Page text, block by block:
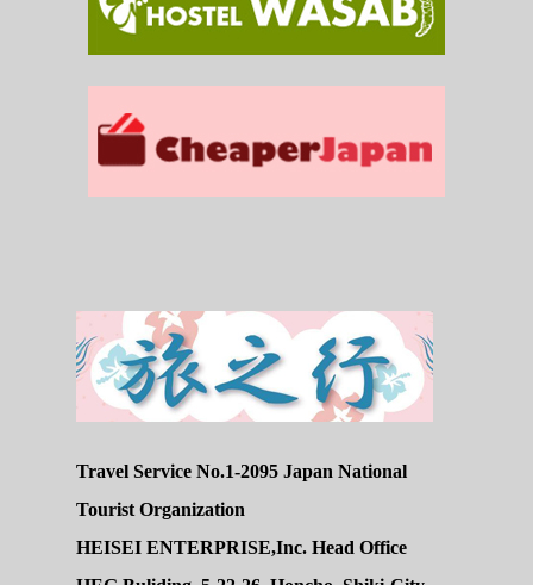
Travel Service No.1-2095 Japan National
Tourist Organization
HEISEI ENTERPRISE,Inc. Head Office